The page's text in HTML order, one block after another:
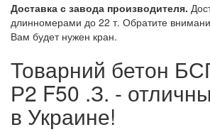
Доставка с завода производителя.
длинномерами до 22 т. Обратите
Вам будет нужен кран.
Товарний бетон
Р2 F50 .З. -
в Украине!